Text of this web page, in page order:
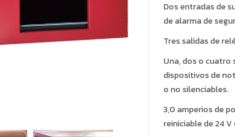
Dos entradas de
de alarma de
Tres salidas de
Una, dos o cuatro
dispositivos de
o no silenciables.
3,0 amperios de
reiniciable de 24 V